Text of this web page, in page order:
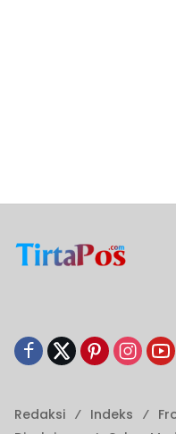
Redaksi Indeks